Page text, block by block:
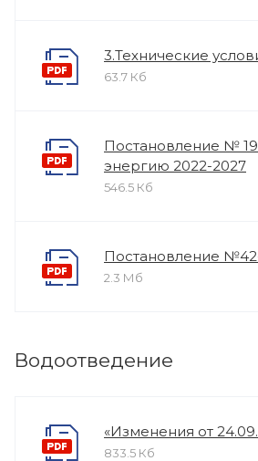
3.Технические
63.7 Кб
Постановление №
энергию 2022-2027
546.5 Кб
Постановление №42-
2.3 Мб
Водоотведение
«Изменения от
833.5 Кб